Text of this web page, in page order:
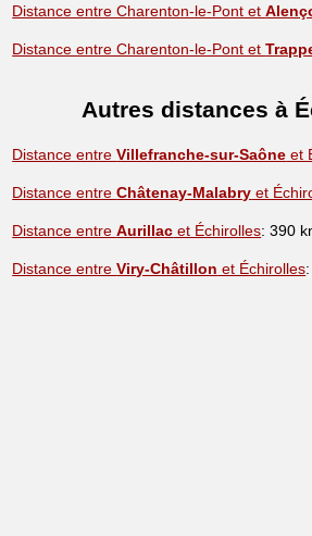
Distance entre Charenton-le-Pont et
Distance entre Charenton-le-Pont et
Autres distances à
Distance entreVillefranche-sur-Saône et
Distance entreChâtenay-Malabry et
Distance entreAurillac et Échirolles: 390
Distance entreViry-Châtillon et Échirolles